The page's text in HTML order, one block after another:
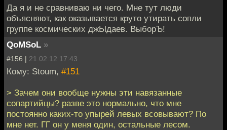
Да я и не сравниваю ни чего. Мне тут люди
объясняют, как оказывается круто утирать сопли
группе космических джЫдаев. ВыборЪ!
QoMSoL »
#156 | 21.02.12 17:43
Кому: Stoum, #151
> Зачем они вообще нужны эти навязанные
сопартийцы? разве это нормально, что мне
постоянно каких-то упырей левых всовывают? По
мне нет. ГГ он у меня один, остальные лесом.